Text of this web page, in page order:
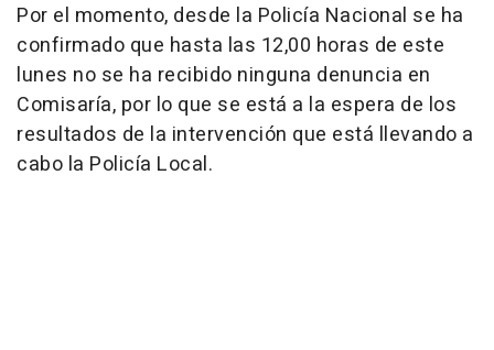
Por el momento, desde la Policía Nacional se ha
confirmado que hasta las 12,00 horas de este
lunes no se ha recibido ninguna denuncia en
Comisaría, por lo que se está a la espera de los
resultados de la intervención que está llevando a
cabo la Policía Local.